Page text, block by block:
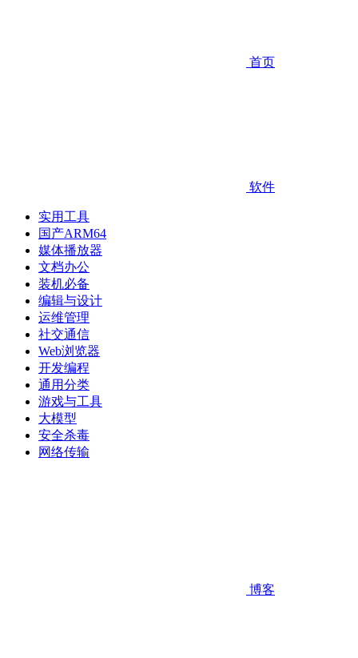
首页
软件
实用工具
国产ARM64
媒体播放器
文档办公
装机必备
编辑与设计
运维管理
社交通信
Web浏览器
开发编程
通用分类
游戏与工具
大模型
安全杀毒
网络传输
博客